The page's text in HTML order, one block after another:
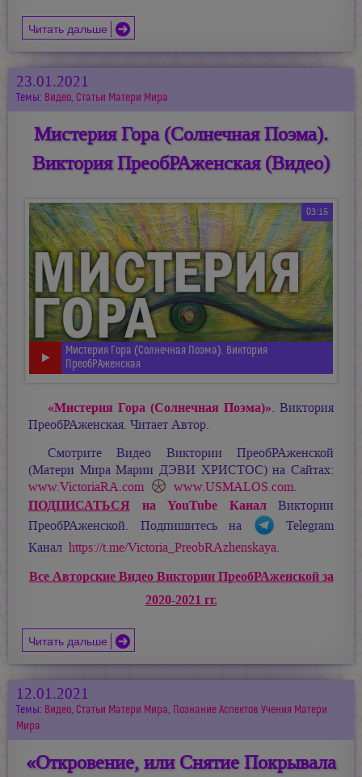
Читать дальше
23.01.2021
Темы: Видео, Статьи Матери Мира
Мистерия Гора (Солнечная Поэма).
Виктория ПреобРАженская (Видео)
03:15
Мистерия Гора (Солнечная Поэма). Виктория
ПреобРАженская
«Мистерия Гора (Солнечная Поэма)». Виктория
ПреобРАженская. Читает Автор.
Смотрите Видео Виктории ПреобРАженской
(Матери МираМарии ДЭВИ ХРИСТОС) на Сайтах:
www.VictoriaRA.com
www.USMALOS.com.
ПОДПИСАТЬСЯ на YouTube КаналВиктории
ПреобРАженской. Подпишитесь на
Telegram
Канал https://t.me/Victoria_PreobRAzhenskaya.
Все Авторские Видео Виктории ПреобРАженской за
2020-2021 гг.
Читать дальше
12.01.2021
Темы: Видео, Статьи Матери Мира, Познание Аспектов Учения Матери
Мира
«Откровение, или Снятие Покрывала